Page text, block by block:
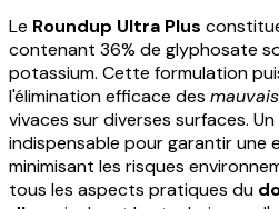
Le Roundup Ultra Plus
contenant 36% de glyphosate
potassium. Cette formulation
l'élimination efficace des
vivaces sur diverses surfaces.
indispensable pour garantir
minimisant les risques
tous les aspects pratiques du